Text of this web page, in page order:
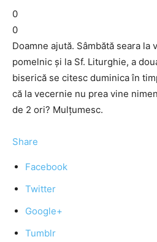
0
0
Doamne ajută. Sâmbătă seara la
pomelnic și la Sf. Liturghie, a
biserică se citesc duminica în
că la vecernie nu prea vine
de 2 ori? Mulțumesc.
Share
Facebook
Twitter
Google+
Tumblr